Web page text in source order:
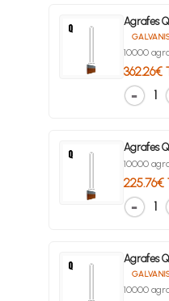
Agrafes
10000
362.26€
1
Agrafes
10000
225.76€
1
Agrafes
10000